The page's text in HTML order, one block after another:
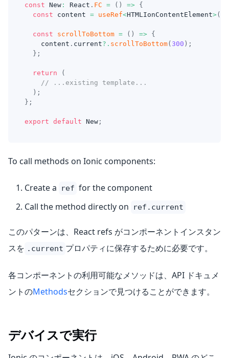
const New : React . FC = ( ) => {
const content = useRef<HTMLIonContentElement>(
const scrollToBottom = ( ) => {
    content
. current?. scrollToBottom( 300 ) ;
} ;
return
(
// ...existing template...
) ;
} ;
export default New ;
To call methods on Ionic components:
Create a ref for the component
Call the method directly on
ref.current
このパターンは、React refs がコンポーネントインスタン
スを .current プロパティに保存するために必要です。
各コンポーネントの利用可能なメソッドは、API ドキュメ
ントのMethodsセクションで見つけることができます。
デバイスで実行